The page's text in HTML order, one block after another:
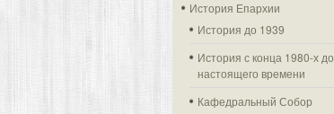
История Епархии
История до 1939
История с конца 1980-х до
настоящего времени
Кафедральный Собор